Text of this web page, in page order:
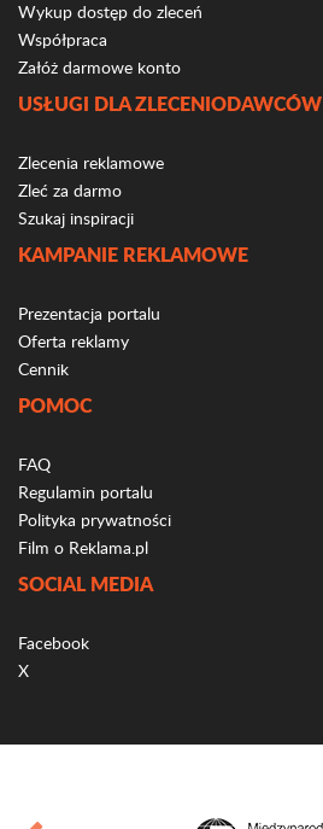
Wykup dostęp do zleceń
Współpraca
Załóż darmowe konto
USŁUGI DLA ZLECENIODAWCÓW
Zlecenia reklamowe
Zleć za darmo
Szukaj inspiracji
KAMPANIE REKLAMOWE
Prezentacja portalu
Oferta reklamy
Cennik
POMOC
FAQ
Regulamin portalu
Polityka prywatności
Film o Reklama.pl
SOCIAL MEDIA
Facebook
X